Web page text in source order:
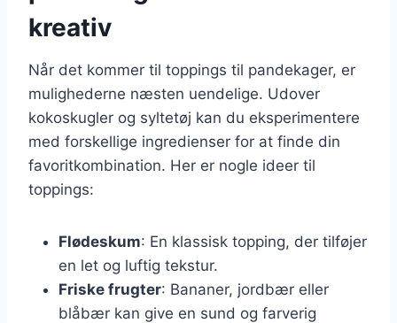
kreativ
Når det kommer til toppings til pandekager, er
mulighederne næsten uendelige. Udover
kokoskugler og syltetøj kan du eksperimentere
med forskellige ingredienser for at finde din
favoritkombination. Her er nogle ideer til
toppings:
Flødeskum: En klassisk topping, der tilføjer
en let og luftig tekstur.
Friske frugter: Bananer, jordbær eller
blåbær kan give en sund og farverig